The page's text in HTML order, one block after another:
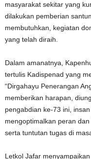
masyarakat sekitar yang
dilakukan pemberian
membutuhkan, kegiatan
yang telah diraih.
Dalam amanatnya,
tertulis Kadispenad yang
“Dirgahayu Penerangan
memberikan harapan,
pengabdian ke-73 ini,
mengoptimalkan peran
serta tuntutan tugas di
Letkol Jafar